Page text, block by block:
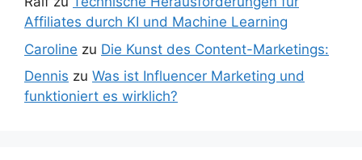
Affiliates durch KI und Machine Learning
Caroline zu Die Kunst des Content-Marketings:
Dennis zu Was ist Influencer Marketing und
funktioniert es wirklich?